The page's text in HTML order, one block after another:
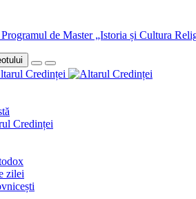
de Master „Istoria și Cultura
Credinței
zilei